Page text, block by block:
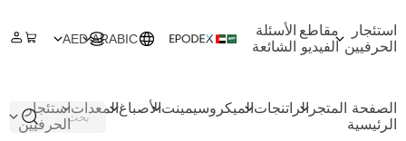
استئجار
الحرفيين
مقاطع
الفيديو
الأسئلة
الشائعة
ARABIC
AED
الصفحة
الرئيسية
المتجر الراتنجاتالميكروسيمينتالأصباغالمعداتاستئجار
الحرفيين